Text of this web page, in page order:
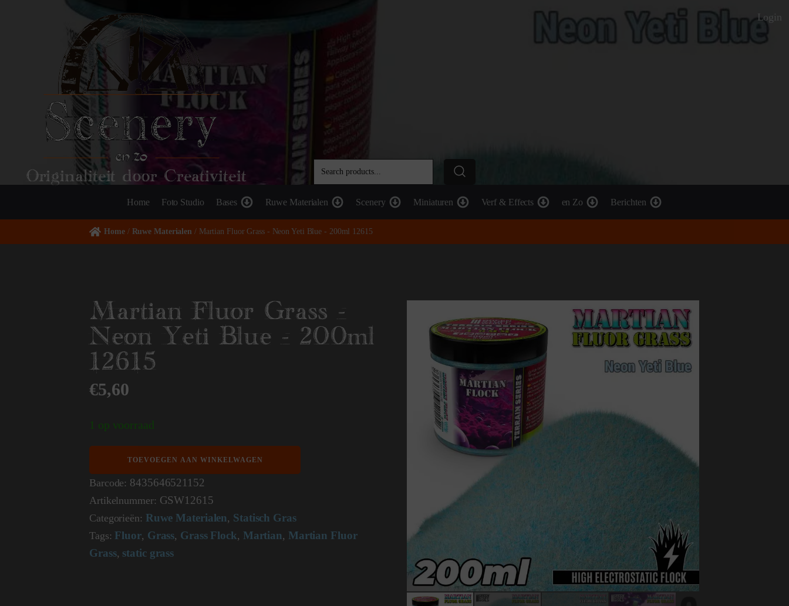
Login
Originaliteit door Creativiteit
Home Foto Studio Bases Ruwe Materialen Scenery Miniaturen Verf & Effects en Zo Berichten
Home/ Ruwe Materialen / Martian Fluor Grass - Neon Yeti Blue - 200ml 12615
Martian Fluor Grass -
Neon Yeti Blue - 200ml
12615
€5,60
1 op voorraad
Grass
Neon
Blue
-
12615
TOEVOEGEN AAN WINKELWAGEN
Barcode: 8435646521152
Artikelnummer: GSW12615
Categorieën: Ruwe Materialen, Statisch Gras
Tags: Fluor, Grass, Grass Flock, Martian, Martian Fluor
Grass, static grass